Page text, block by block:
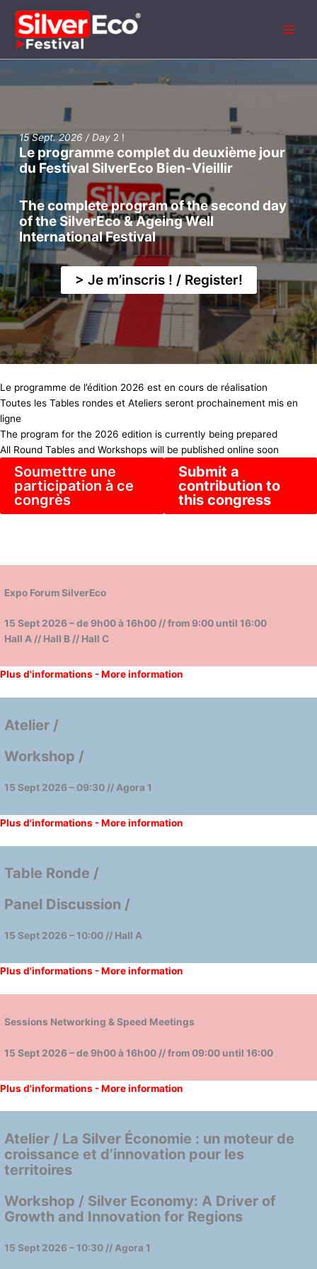
contenu
15 Sept. 2026 / Day 2 !
Le programme complet du deuxième jour
du Festival SilverEco Bien-Vieillir
The complete program of the second day
of the SilverEco & Ageing Well
International Festival
> Je m’inscris ! / Register!
Le programme de l’édition 2026 est en cours de réalisation
Toutes les Tables rondes et Ateliers seront prochainement mis en
ligne
The program for the 2026 edition is currently being prepared
All Round Tables and Workshops will be published online soon
Soumettre une
participation à ce
congrès
Submit a
contribution to
this congress
Expo Forum SilverEco
15 Sept 2026 – de 9h00 à 16h00// from 9:00 until 16:00
Hall A // Hall B // Hall C
Plus d'informations - More information
Atelier /
Workshop /
15 Sept 2026 – 09:30 // Agora 1
Plus d'informations - More information
Table Ronde /
Panel Discussion /
15 Sept 2026 – 10:00 // Hall A
Plus d'informations - More information
Sessions Networking & Speed Meetings
15 Sept 2026 – de 9h00 à 16h00 // from 09:00 until 16:00
Plus d'informations - More information
Atelier / La Silver Économie : un moteur de
croissance et d’innovation pour les
territoires
Workshop / Silver Economy: A Driver of
Growth and Innovation for Regions
15 Sept 2026 – 10:30 // Agora 1